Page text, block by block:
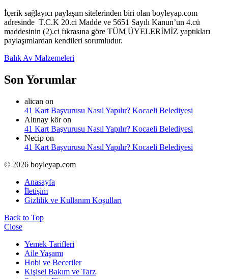
İçerik sağlayıcı paylaşım sitelerinden biri olan boyleyap.com
adresinde T.C.K 20.ci Madde ve 5651 Sayılı Kanun’un 4.cü
maddesinin (2).ci fıkrasına göre TÜM ÜYELERİMİZ yaptıkları
paylaşımlardan kendileri sorumludur.
Balık Av Malzemeleri
Son Yorumlar
alican on
41 Kart Başvurusu Nasıl Yapılır? Kocaeli Belediyesi
Altınay köron
41 Kart Başvurusu Nasıl Yapılır? Kocaeli Belediyesi
Necip on
41 Kart Başvurusu Nasıl Yapılır? Kocaeli Belediyesi
© 2026 boyleyap.com
Anasayfa
İletişim
Gizlilik ve Kullanım Koşulları
Back to Top
Close
Yemek Tarifleri
Aile Yaşamı
Hobi ve Beceriler
Kişisel Bakım ve Tarz